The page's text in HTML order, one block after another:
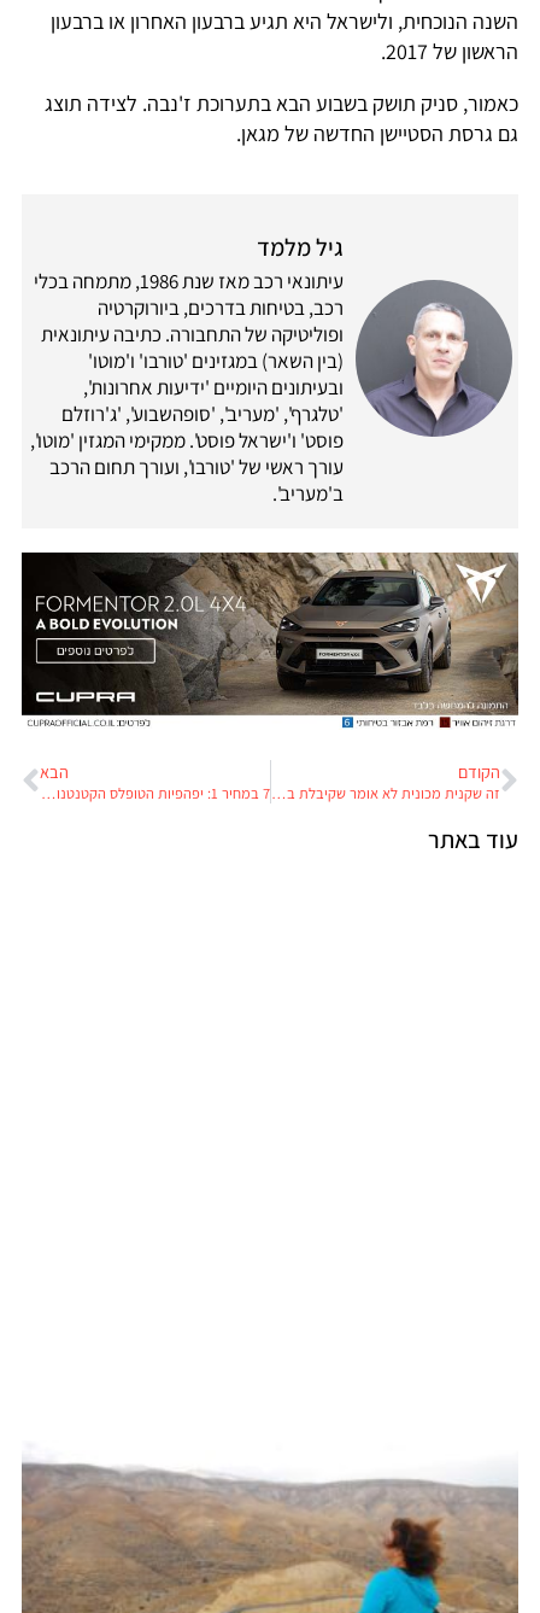
השנה הנוכחית, ולישראל היא תגיע ברבעון האחרון או ברבעון
הראשון של 2017.
כאמור, סניק תושק בשבוע הבא בתערוכת ז'נבה. לצידה תוצג
גם גרסת הסטיישן החדשה של מגאן.
גיל מלמד
עיתונאי רכב מאז שנת 1986, מתמחה בכלי
רכב, בטיחות בדרכים, ביורוקרטיה
ופוליטיקה של התחבורה. כתיבה עיתונאית
(בין השאר) במגזינים 'טורבו' ו'מוטו'
ובעיתונים היומיים 'ידיעות אחרונות',
'טלגרף', 'מעריב', 'סופהשבוע', 'ג'רוזלם
פוסט' ו'ישראל פוסט'. ממקימי המגזין 'מוטו',
עורך ראשי של 'טורבו', ועורך תחום הרכב
ב'מעריב'.
הקודם
זה שקנית מכונית לא אומר שקיבלת ביטוח
הבא
7 במחיר 1: יפהפיות הטופלס הקטנטנות מאיטליה שמחכות למושיע
עוד באתר